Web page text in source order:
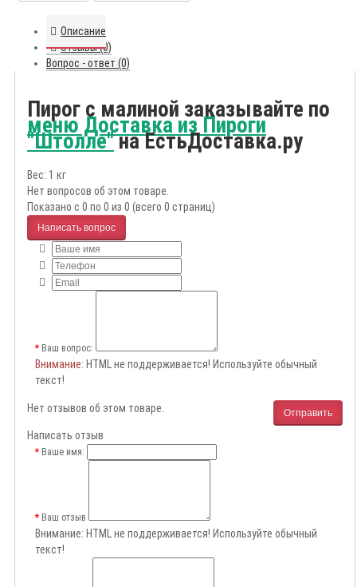
Описание
Отзывы (0)
Вопрос - ответ (0)
Пирог с малиной заказывайте по
меню Доставка из Пироги
"Штолле"на ЕстьДоставка.ру
Вес: 1 кг
Нет вопросов об этом товаре.
Показано с 0 по 0 из 0 (всего 0 страниц)
Написать вопрос
Ваш вопрос:
Внимание: HTML не поддерживается! Используйте обычный
текст!
Отправить
Нет отзывов об этом товаре.
Написать отзыв
Ваше имя:
Ваш отзыв
Внимание: HTML не поддерживается! Используйте обычный
текст!